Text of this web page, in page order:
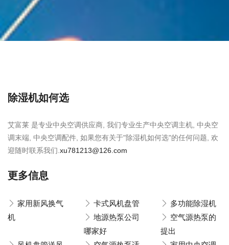
除湿机如何选
艾富莱 是专业中央空调供应商, 我们专业生产中央空调主机, 中央空
调末端, 中央空调配件, 如果您有关于"除湿机如何选"的任何问题, 欢
迎随时联系我们. xu781213@126.com
更多信息
家用新风换气
机
卡式风机盘管
多功能除湿机
地源热泵公司
哪家好
空气源热泵的
提出